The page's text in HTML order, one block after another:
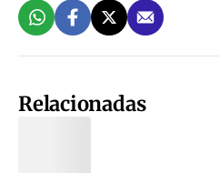
Relacionadas